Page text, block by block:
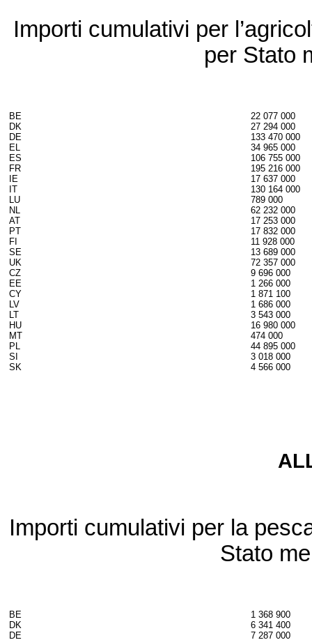
Importi cumulativi per
per Stato
BE
22 077 000
DK
27 294 000
DE
133 470 000
EL
34 965 000
ES
106 755 000
FR
195 216 000
IE
17 637 000
IT
130 164 000
LU
789 000
NL
62 232 000
AT
17 253 000
PT
17 832 000
FI
11 928 000
SE
13 689 000
UK
72 357 000
CZ
9 696 000
EE
1 266 000
CY
1 871 100
LV
1 686 000
LT
3 543 000
HU
16 980 000
MT
474 000
PL
44 895 000
SI
3 018 000
SK
4 566 000
Importi cumulativi per la
Stato
BE
1 368 900
DK
6 341 400
DE
7 287 000